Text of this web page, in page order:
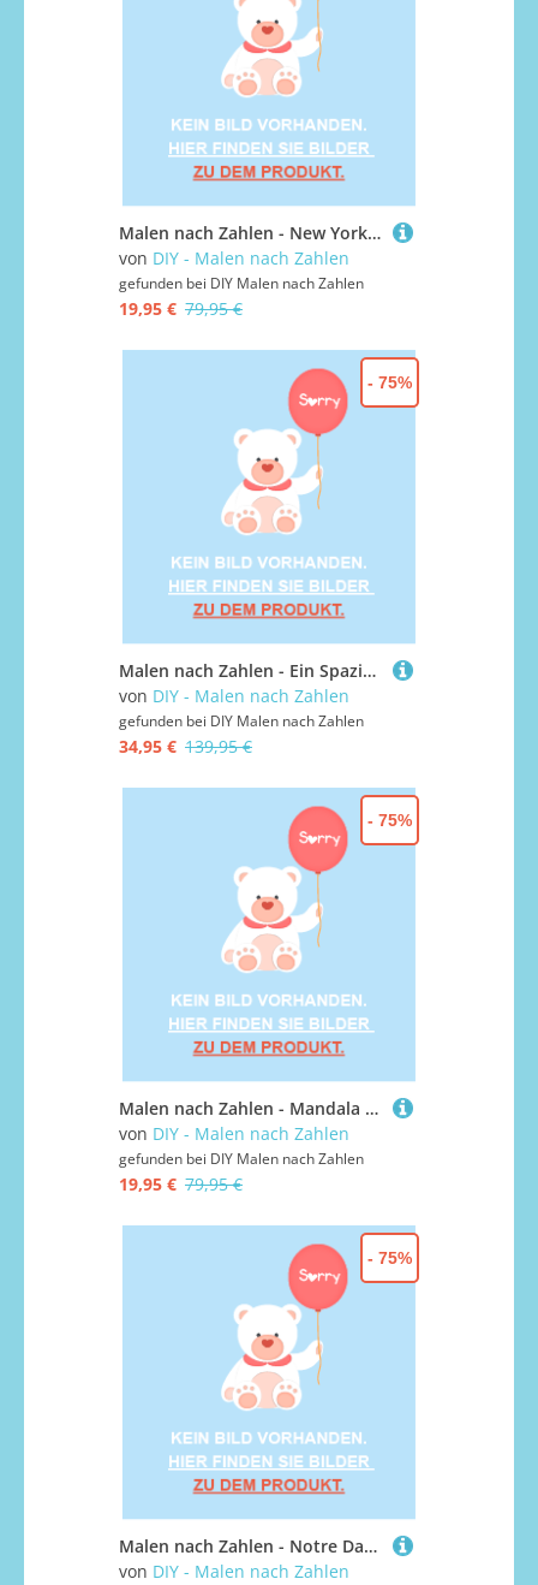
Malen nach Zahlen - New York City von oben, ohne Rahmen
von DIY - Malen nach Zahlen
gefunden bei DIY Malen nach Zahlen
19,95 € 79,95 €
Malen nach Zahlen - Ein Spaziergang durch die Gasse, mit Rahmen
von DIY - Malen nach Zahlen
gefunden bei DIY Malen nach Zahlen
34,95 € 139,95 €
- 75%
Malen nach Zahlen - Mandala - Qualle, ohne Rahmen
von DIY - Malen nach Zahlen
gefunden bei DIY Malen nach Zahlen
19,95 € 79,95 €
- 75%
Malen nach Zahlen - Notre Dame in Frankreich, ohne Rahmen
von DIY - Malen nach Zahlen
- 75%